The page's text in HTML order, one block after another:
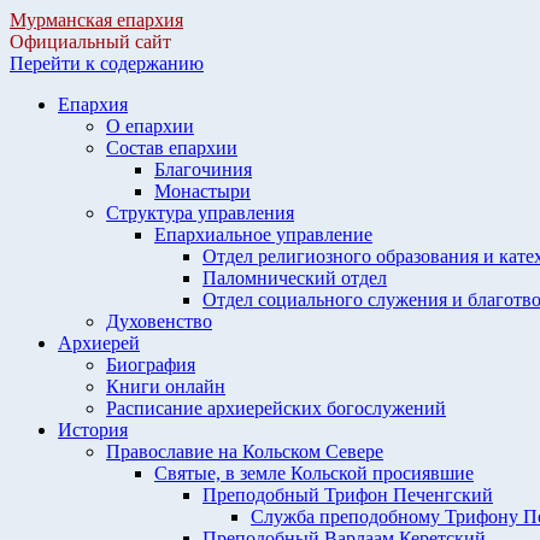
Мурманская епархия
Официальный сайт
Перейти к содержанию
Епархия
О епархии
Состав епархии
Благочиния
Монастыри
Структура управления
Епархиальное управление
Отдел религиозного образования и
Паломнический отдел
Отдел социального служения и
Духовенство
Архиерей
Биография
Книги онлайн
Расписание архиерейских богослужений
История
Православие на Кольском Севере
Святые, в земле Кольской просиявшие
Преподобный Трифон Печенгский
Служба преподобному Трифону